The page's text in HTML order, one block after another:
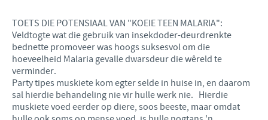
TOETS DIE POTENSIAAL VAN "KOEIE TEEN MALARIA":
Veldtogte wat die gebruik van insekdoder-deurdrenkte
bednette promoveer was hoogs suksesvol om die
hoeveelheid Malaria gevalle dwarsdeur die wêreld te
verminder.
Party tipes muskiete kom egter selde in huise in, en daarom
sal hierdie behandeling nie vir hulle werk nie. Hierdie
muskiete voed eerder op diere, soos beeste, maar omdat